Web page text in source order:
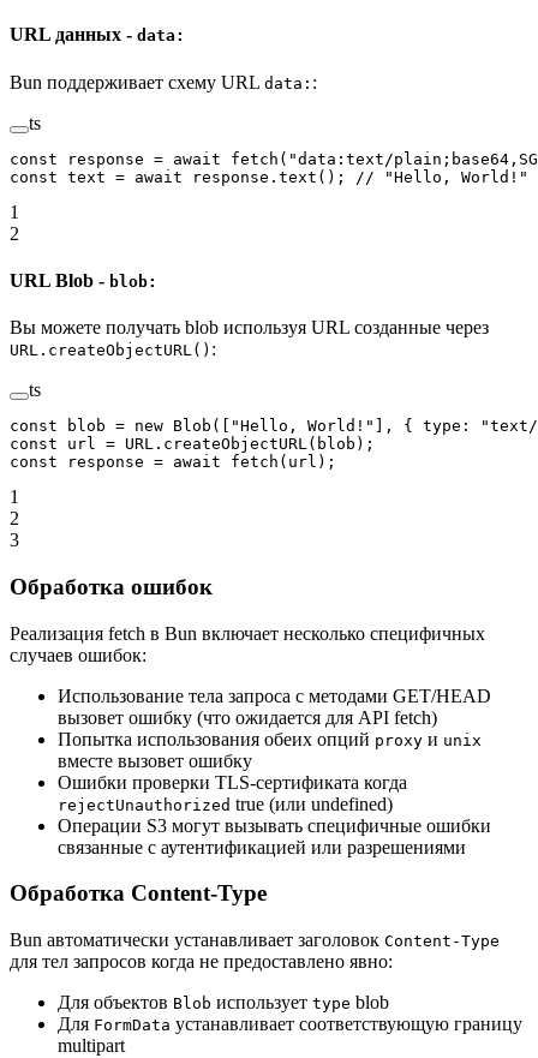
URL данных - data:
Bun поддерживает схему URL data: :
ts
const response = await fetch ( "data:text/
const text = await response. text (); // "Hello, World!"
1
2
URL Blob - blob:
Вы можете получать blob используя URL созданные через
URL.createObjectURL() :
ts
const blob = new Blob ([ "Hello, World!" ], { type:
const url = URL . createObjectURL(blob);
const response = await fetch (url);
1
2
3
Обработка ошибок
Реализация fetch в Bun включает несколько специфичных
случаев ошибок:
Использование тела запроса с методами GET/HEAD
вызовет ошибку (что ожидается для API fetch)
Попытка использования обеих опций proxy и unix
вместе вызовет ошибку
Ошибки проверки TLS-сертификата когда
rejectUnauthorized true (или undefined)
Операции S3 могут вызывать специфичные ошибки
связанные с аутентификацией или разрешениями
Обработка Content-Type
Bun автоматически устанавливает заголовок Content-Type
для тел запросов когда не предоставлено явно:
Для объектов Blob использует type blob
Для FormData устанавливает соответствующую границу
multipart